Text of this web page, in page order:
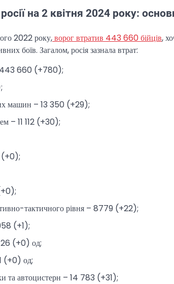
на 2 квітня 2024 року:
2022 року,ворог втратив 443 660 бійців,
боїв. Загалом, росія зазнала втрат:
443 660 (+780);
машин – 13 350 (+29);
– 11 112 (+30);
(+0);
тактичного рівня – 8779 (+22);
(+1);
26 (+0) од;
(+0) од;
та автоцистерн – 14 783 (+31);